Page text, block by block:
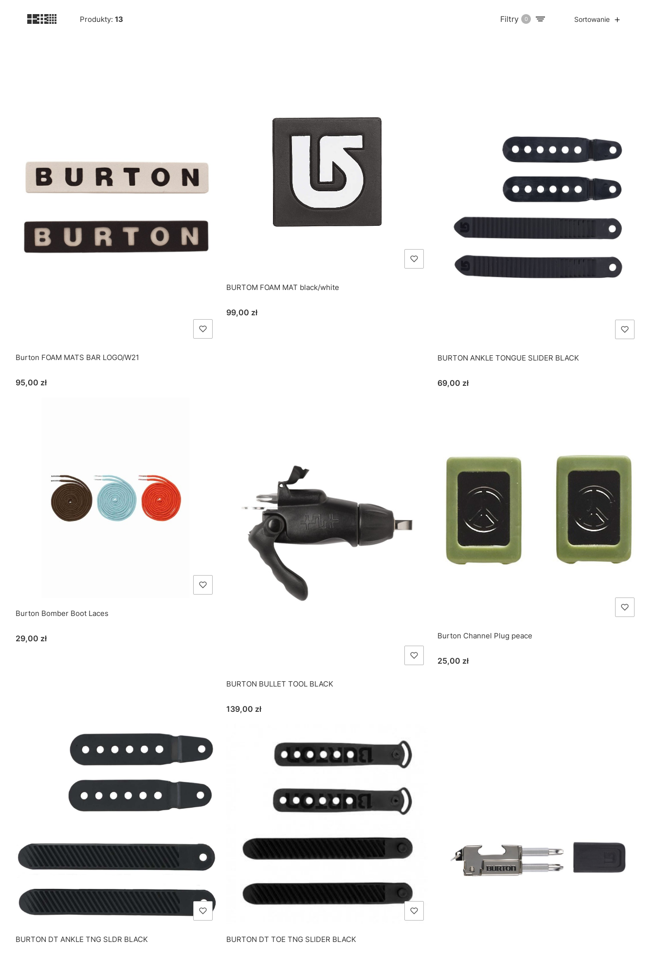
Produkty: 13 Filtry 0 Sortowanie
Burton FOAM MATS BAR LOGO/W21
Cena
95,00 zł
BURTOM FOAM MAT black/white
Cena
99,00 zł
BURTON ANKLE TONGUE SLIDER BLACK
Cena
69,00 zł
Burton Bomber Boot Laces
Cena
29,00 zł
BURTON BULLET TOOL BLACK
Cena
139,00 zł
Burton Channel Plug peace
Cena
25,00 zł
BURTON DT ANKLE TNG SLDR BLACK BURTON DT TOE TNG SLIDER BLACK